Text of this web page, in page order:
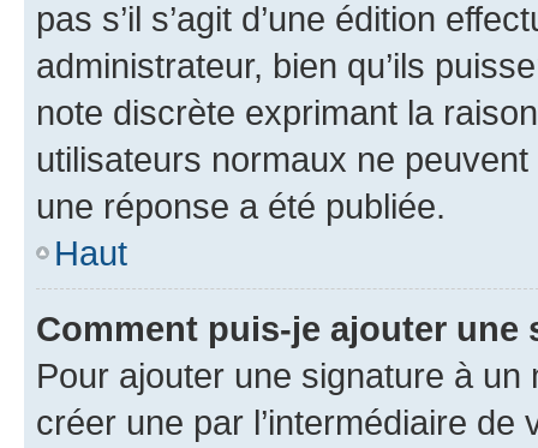
pas s’il s’agit d’une édition
administrateur, bien qu’ils
note discrète exprimant la
utilisateurs normaux ne
une réponse a été publiée.
Haut
Comment puis-je ajouter une
Pour ajouter une signature à un
créer une par l’intermédiaire